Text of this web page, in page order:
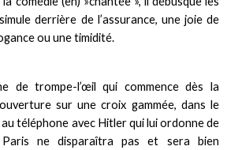
derrière de l’assurance, une joie de
ou une timidité.
de trompe-l’œil qui commence dès la
sur une croix gammée, dans le
téléphone avec Hitler qui lui ordonne de
ne disparaîtra pas et sera bien